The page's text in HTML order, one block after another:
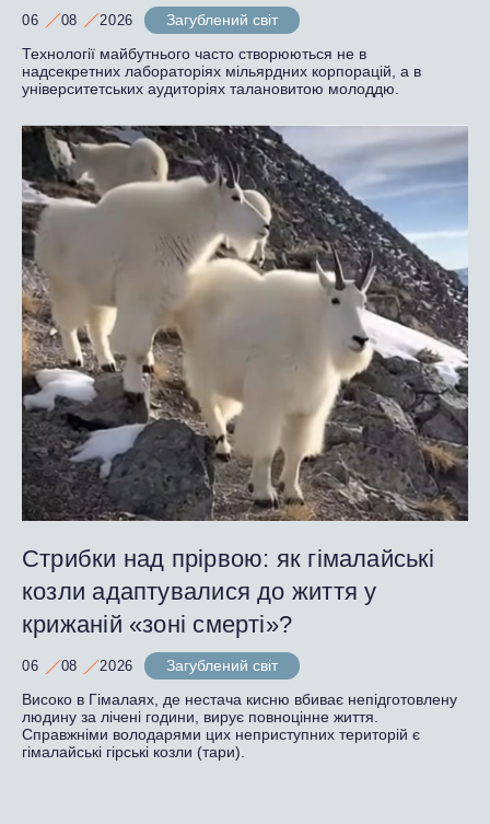
06 08 2026
Загублений світ
Технології майбутнього часто створюються не в
надсекретних лабораторіях мільярдних корпорацій, а в
університетських аудиторіях талановитою молоддю.
Стрибки над прірвою: як гімалайські
козли адаптувалися до життя у
крижаній «зоні смерті»?
06 08 2026
Загублений світ
Високо в Гімалаях, де нестача кисню вбиває непідготовлену
людину за лічені години, вирує повноцінне життя.
Справжніми володарями цих неприступних територій є
гімалайські гірські козли (тари).